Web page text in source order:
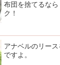
布団を捨てるな
ク！
アナベルのリー
ですよ。